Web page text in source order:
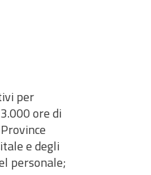
per
ore di
e degli
personale;